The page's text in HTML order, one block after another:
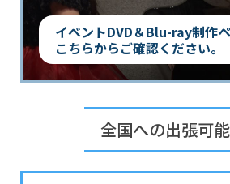
イベントDVD＆Blu-ray制作ペ
こちらからご確認ください。
全国への出張可